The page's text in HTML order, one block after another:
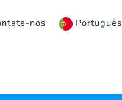
nos Português